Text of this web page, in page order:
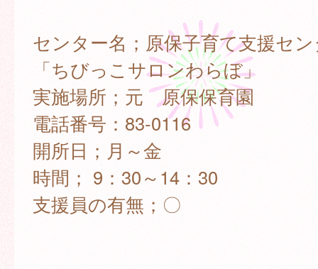
センター名；原保子育て支援セ
「ちびっこサロンわらぼ」
実施場所；元 原保保育園
電話番号：83-0116
開所日；月～金
時間； 9：30～14：30
支援員の有無；〇